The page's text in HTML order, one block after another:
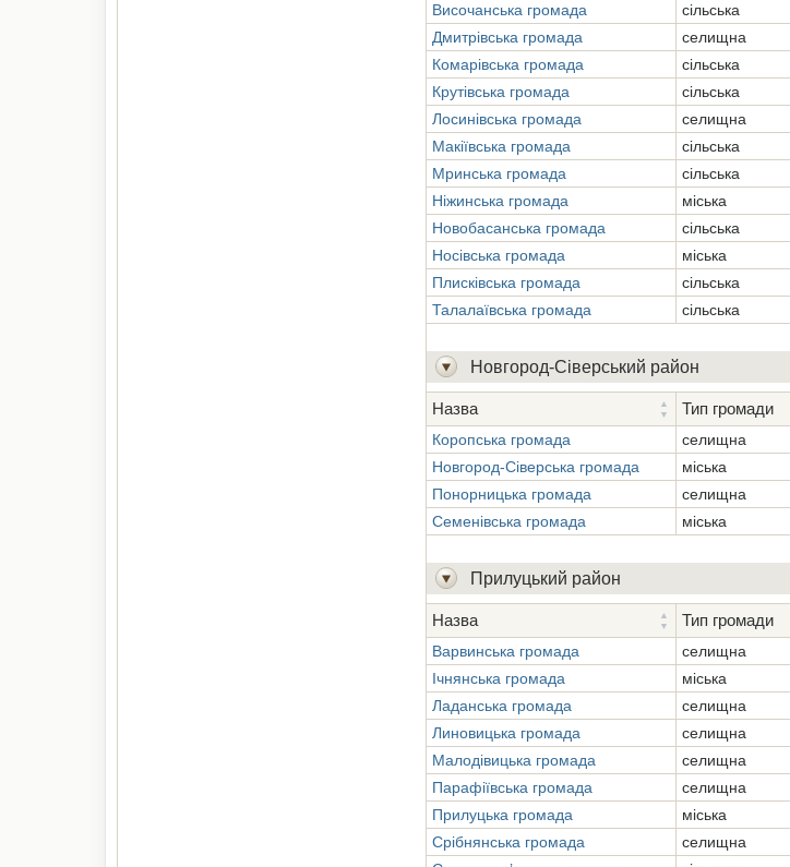
Височанська громада
сільська
Дмитрівська громада
селищна
Комарівська громада
сільська
Крутівська громада
сільська
Лосинівська громада
селищна
Макіївська громада
сільська
Мринська громада
сільська
Ніжинська громада
міська
Новобасанська громада
сільська
Носівська громада
міська
Плисківська громада
сільська
Талалаївська громада
сільська
Новгород-Сіверський район
Назва Тип громади
Коропська громада селищна
Новгород-Сіверська громада
міська
Понорницька громада
селищна
Семенівська громада
міська
Прилуцький район
Назва Тип громади
Варвинська громада селищна
Ічнянська громада
міська
Ладанська громада
селищна
Линовицька громада
селищна
Малодівицька громада
селищна
Парафіївська громада
селищна
Прилуцька громада
міська
Срібнянська громада
селищна